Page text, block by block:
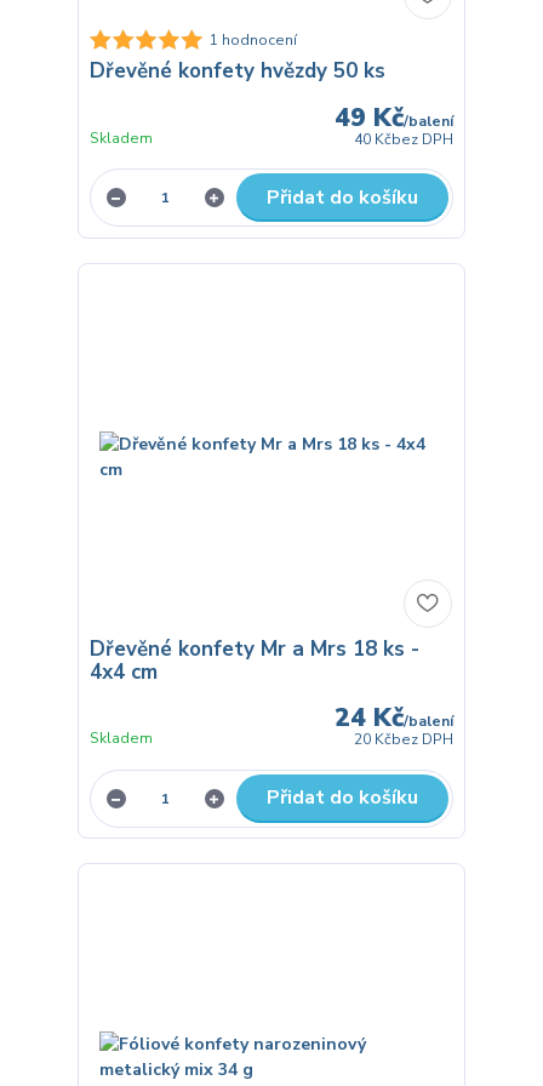
1 hodnocení
Dřevěné konfety hvězdy 50 ks
49 Kč/balení
40 Kčbez DPH
Skladem
Přidat do košíku
Dřevěné konfety Mr a Mrs 18 ks -
4x4 cm
24 Kč/balení
20 Kčbez DPH
Skladem
Přidat do košíku